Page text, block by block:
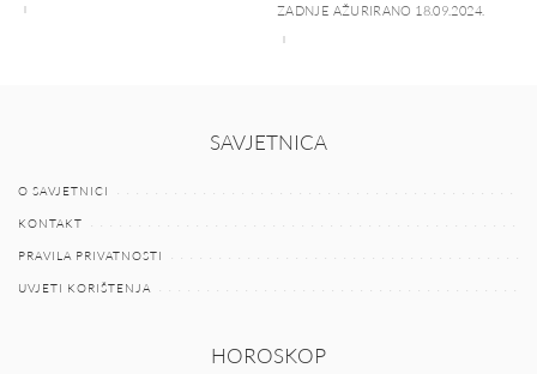
ZADNJE AŽURIRANO 18.09.2024.
SAVJETNICA
O SAVJETNICI
KONTAKT
PRAVILA PRIVATNOSTI
UVJETI KORIŠTENJA
HOROSKOP